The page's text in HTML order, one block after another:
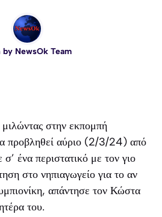
by NewsOk Team
στην εκπομπή
προβληθεί αύριο (2/3/24) από
ένα περιστατικό με τον γιο
στο νηπιαγωγείο για το αν
απάντησε τον Κώστα
του.